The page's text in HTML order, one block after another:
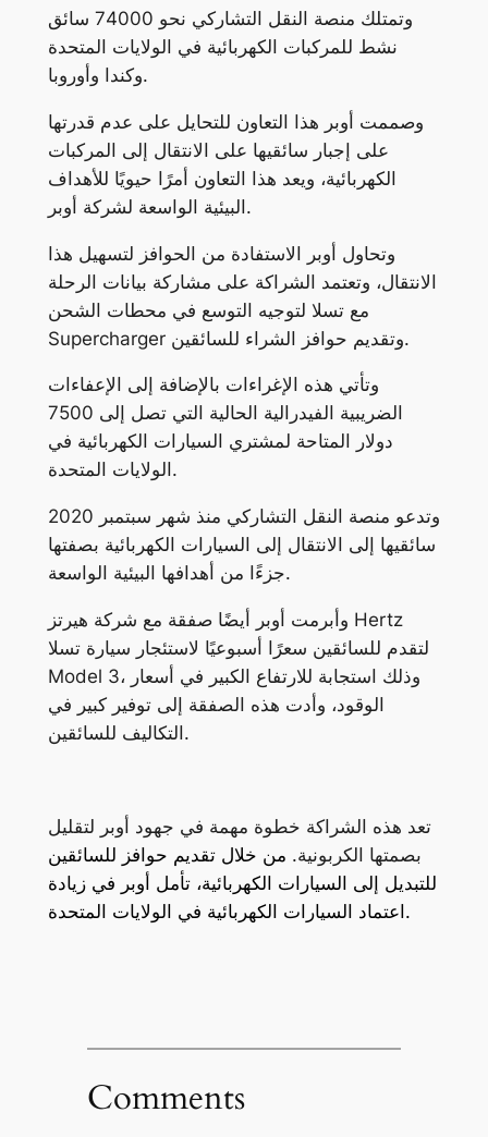
وتمتلك منصة النقل التشاركي نحو 74000 سائق
نشط للمركبات الكهربائية في الولايات المتحدة
وكندا وأوروبا.
وصممت أوبر هذا التعاون للتحايل على عدم قدرتها
على إجبار سائقيها على الانتقال إلى المركبات
الكهربائية، ويعد هذا التعاون أمرًا حيويًا للأهداف
البيئية الواسعة لشركة أوبر.
وتحاول أوبر الاستفادة من الحوافز لتسهيل هذا
الانتقال، وتعتمد الشراكة على مشاركة بيانات الرحلة
مع تسلا لتوجيه التوسع في محطات الشحن
Supercharger وتقديم حوافز الشراء للسائقين.
وتأتي هذه الإغراءات بالإضافة إلى الإعفاءات
الضريبية الفيدرالية الحالية التي تصل إلى 7500
دولار المتاحة لمشتري السيارات الكهربائية في
الولايات المتحدة.
وتدعو منصة النقل التشاركي منذ شهر سبتمبر 2020
سائقيها إلى الانتقال إلى السيارات الكهربائية بصفتها
جزءًا من أهدافها البيئية الواسعة.
وأبرمت أوبر أيضًا صفقة مع شركة هيرتز Hertz
لتقدم للسائقين سعرًا أسبوعيًا لاستئجار سيارة تسلا
Model 3، وذلك استجابة للارتفاع الكبير في أسعار
الوقود، وأدت هذه الصفقة إلى توفير كبير في
التكاليف للسائقين.
تعد هذه الشراكة خطوة مهمة في جهود أوبر لتقليل
بصمتها الكربونية. من خلال تقديم حوافز للسائقين
للتبديل إلى السيارات الكهربائية، تأمل أوبر في زيادة
اعتماد السيارات الكهربائية في الولايات المتحدة.
Comments